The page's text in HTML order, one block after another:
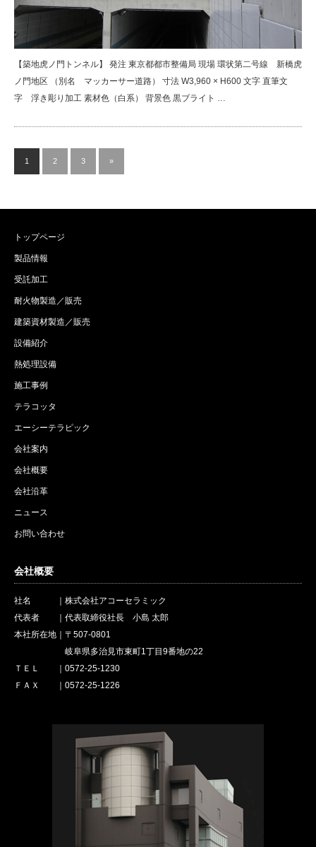
【築地虎ノ門トンネル】 発注 東京都都市整備局 現場 環状第二号線 新橋虎
ノ門地区 （別名 マッカーサー道路） 寸法 W3,960 × H600 文字 直筆文
字 浮き彫り加工 素材色（白系） 背景色 黒ブライト …
1 2 3 »
トップページ
製品情報
受託加工
耐火物製造／販売
建築資材製造／販売
設備紹介
熱処理設備
施工事例
テラコッタ
エーシーテラピック
会社案内
会社概要
会社沿革
ニュース
お問い合わせ
会社概要
社名 ｜株式会社アコーセラミック
代表者 ｜代表取締役社長 小島 太郎
本社所在地｜〒507-0801
岐阜県多治見市東町1丁目9番地の22
ＴＥＬ ｜0572-25-1230
ＦＡＸ ｜0572-25-1226